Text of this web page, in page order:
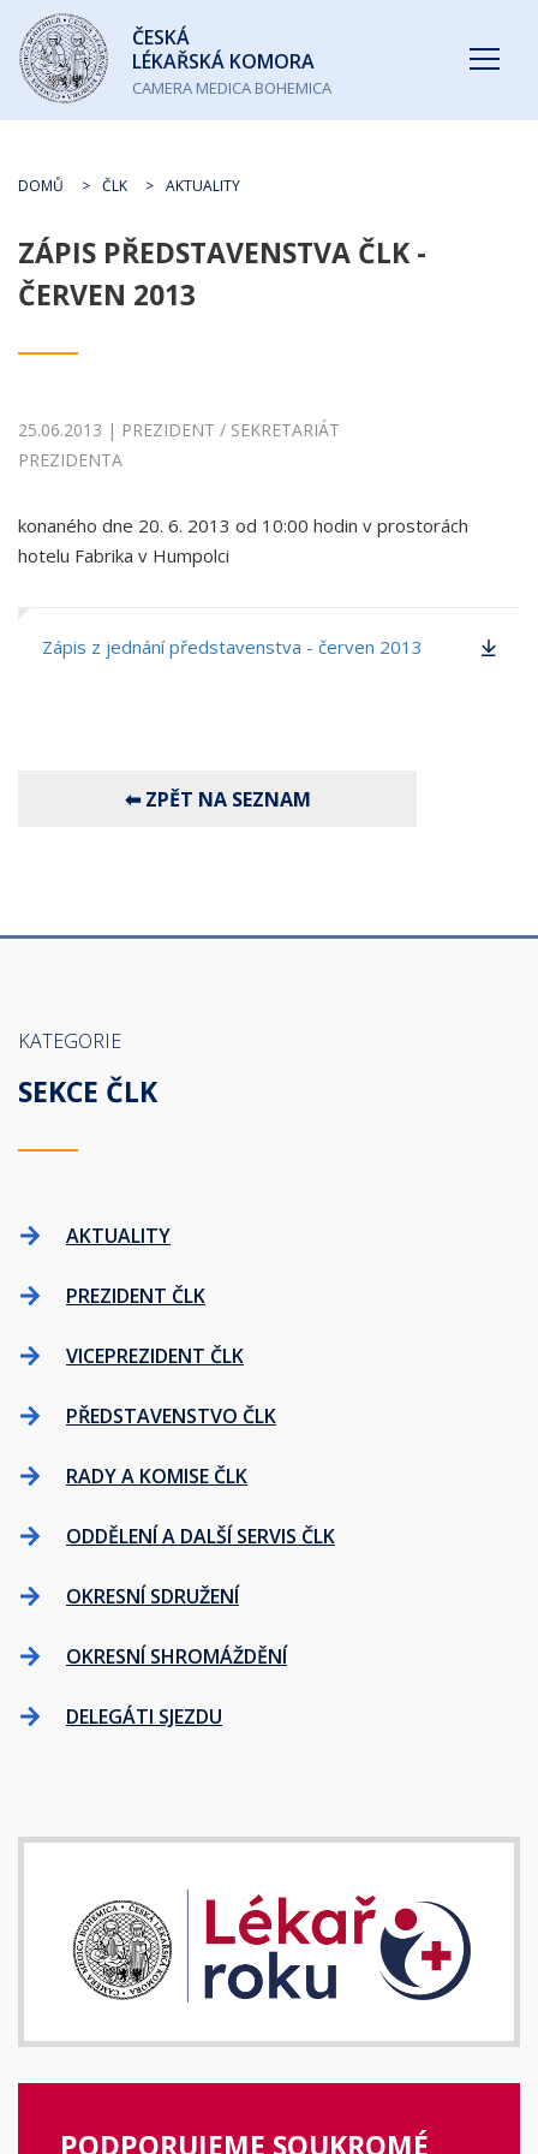
Česká
lékařská
komora
ČESKÁ
LÉKAŘSKÁ KOMORA
CAMERA MEDICA BOHEMICA
DOMŮ ČLK AKTUALITY
ZÁPIS PŘEDSTAVENSTVA ČLK -
ČERVEN 2013
25.06.2013 | PREZIDENT / SEKRETARIÁT
PREZIDENTA
konaného dne 20. 6. 2013 od 10:00 hodin v prostorách
hotelu Fabrika v Humpolci
Zápis z jednání představenstva - červen 2013
KATEGORIE
SEKCE ČLK
AKTUALITY
PREZIDENT ČLK
VICEPREZIDENT ČLK
PŘEDSTAVENSTVO ČLK
RADY A KOMISE ČLK
ODDĚLENÍ A DALŠÍ SERVIS ČLK
OKRESNÍ SDRUŽENÍ
OKRESNÍ SHROMÁŽDĚNÍ
DELEGÁTI SJEZDU
PODPORUJEME SOUKROMÉ